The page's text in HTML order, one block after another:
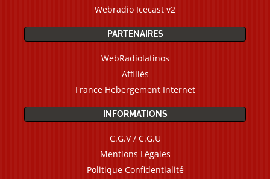
Webradio Icecast v2
PARTENAIRES
WebRadiolatinos
Affiliés
France Hebergement Internet
INFORMATIONS
C.G.V / C.G.U
Mentions Légales
Politique Confidentialité